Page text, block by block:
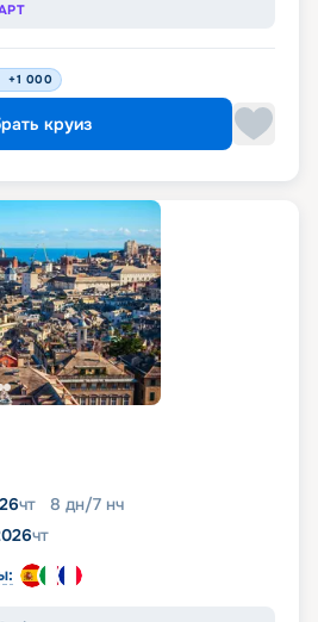
+1 000
круиз
чт 8 дн/7 нч
чт